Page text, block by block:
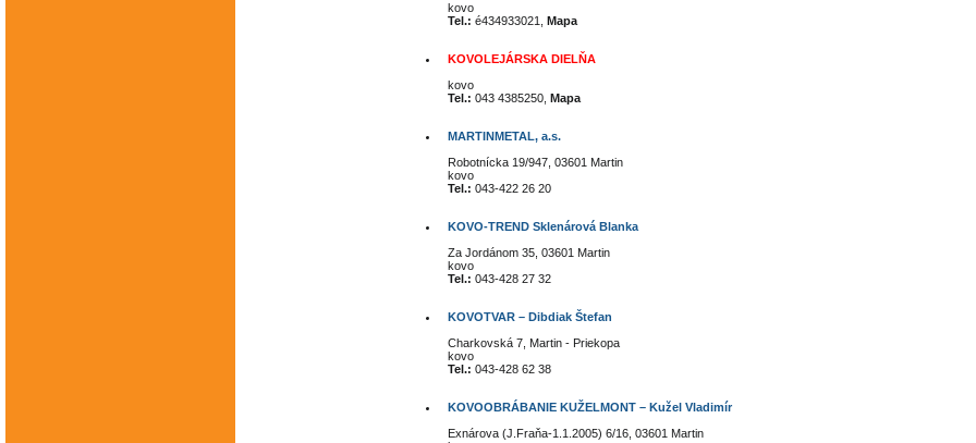
kovo
Tel.: é434933021, Mapa
KOVOLEJÁRSKA DIELŇA
kovo
Tel.: 043 4385250, Mapa
MARTINMETAL, a.s.
Robotnícka 19/947, 03601 Martin
kovo
Tel.: 043-422 26 20
KOVO-TREND Sklenárová Blanka
Za Jordánom 35, 03601 Martin
kovo
Tel.: 043-428 27 32
KOVOTVAR – Dibdiak Štefan
Charkovská 7, Martin - Priekopa
kovo
Tel.: 043-428 62 38
KOVOOBRÁBANIE KUŽELMONT – Kužel Vladimír
Exnárova (J.Fraňa-1.1.2005) 6/16, 03601 Martin